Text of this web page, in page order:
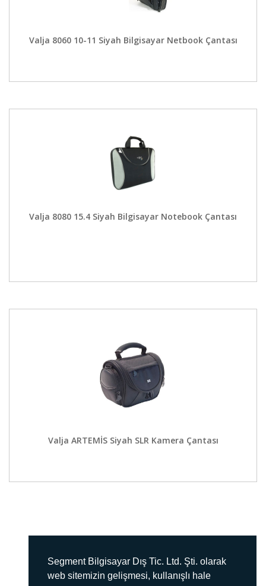
Segment Bilgisayar Dış Tic. Ltd. Şti. olarak
web sitemizin gelişmesi, kullanışlı hale
Valja 8060 10-11 Siyah Bilgisayar Netbook Çantası
Valja 8080 15.4 Siyah Bilgisayar Notebook Çantası
Valja ARTEMİS Siyah SLR Kamera Çantası